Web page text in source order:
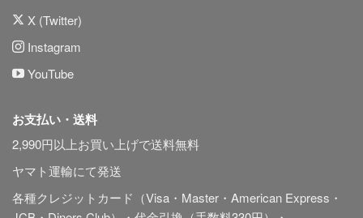
X (Twitter)
Instagram
YouTube
お支払い・送料
2,990円以上お買い上げで送料無料
ヤマト運輸にて発送
各種クレジットカード（Visa・Master・American Express・